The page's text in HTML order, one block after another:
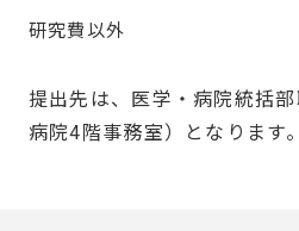
研究費以外
提出先は、医学・病院統括
病院4階事務室）となります。